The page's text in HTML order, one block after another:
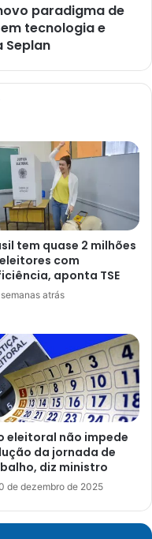
paradigma de
tecnologia e
Seplan
tem quase 2 milhões
com
aponta TSE
atrás
eleitoral não impede
da jornada de
diz ministro
de dezembro de 2025